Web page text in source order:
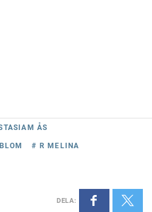
ÅS
# R MELINA
DELA: